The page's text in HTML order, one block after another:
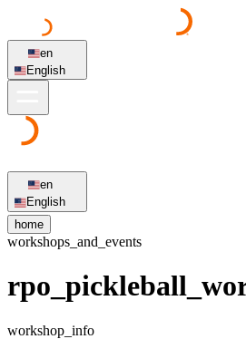
en
English
en
English
home
workshops_and_events
workshop_info